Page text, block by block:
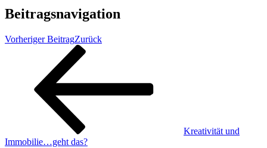
Beitragsnavigation
Vorheriger BeitragZurück
Kreativität und
Immobilie…geht das?